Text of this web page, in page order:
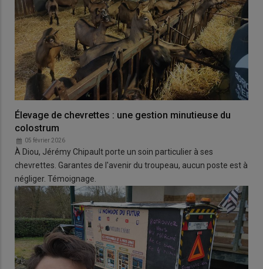
Élevage de chevrettes : une gestion minutieuse du
colostrum
05 février 2026
À Diou, Jérémy Chipault porte un soin particulier à ses
chevrettes. Garantes de l'avenir du troupeau, aucun poste est à
négliger. Témoignage.